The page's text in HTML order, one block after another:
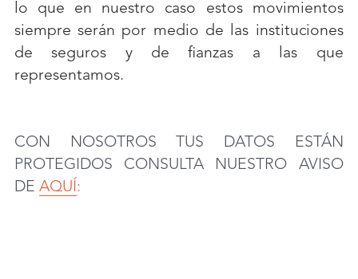
lo que en nuestro caso estos movimientos
siempre serán por medio de las instituciones
de seguros y de fianzas a las que
representamos.
CON NOSOTROS TUS DATOS ESTÁN
PROTEGIDOS CONSULTA NUESTRO AVISO
DE AQUÍ: